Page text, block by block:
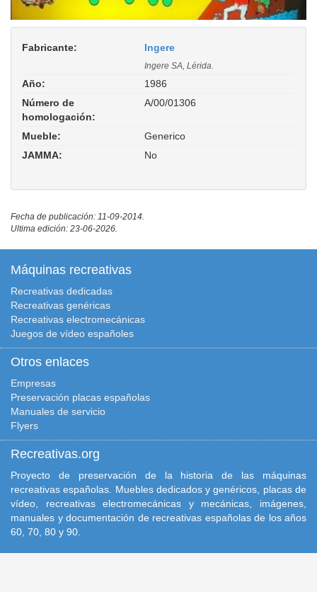
Fabricante: Ingere
Ingere SA, Lérida.
Año:
1986
Número de
homologación:
A/00/01306
Mueble:
Generico
JAMMA:
No
Fecha de publicación: 11-09-2014.
Ultima edición: 23-06-2026.
Máquinas recreativas
Recreativas dedicadas
Recreativas genéricas
Recreativas electromecánicas
Juegos de vídeo españoles
Otros enlaces
Empresas
Preservación placas españolas
Manuales de servicio
Flyers
Recreativas.org
Proyecto de preservación de la historia de las máquinas
recreativas españolas. Muebles dedicados y genéricos, placas de
vídeo, recreativas electromecánicas y mecánicas, imágenes,
manuales y documentación de recreativas españolas de los años
60, 70, 80 y 90.